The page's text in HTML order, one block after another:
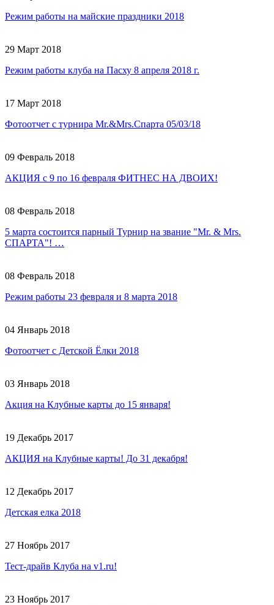
Режим работы на майские праздники 2018
29 Март 2018
Режим работы клуба на Пасху 8 апреля 2018 г.
17 Март 2018
Фотоотчет с турнира Mr.&Mrs.Спарта 05/03/18
09 Февраль 2018
АКЦИЯ с 9 по 16 февраля ФИТНЕС НА ДВОИХ!
08 Февраль 2018
5 марта состоится парный Турнир на звание "Mr. & Mrs.
СПАРТА"! …
08 Февраль 2018
Режим работы 23 февраля и 8 марта 2018
04 Январь 2018
Фотоотчет с Детской Ёлки 2018
03 Январь 2018
Акция на Клубные карты до 15 января!
19 Декабрь 2017
АКЦИЯ на Клубные карты! До 31 декабря!
12 Декабрь 2017
Детская елка 2018
27 Ноябрь 2017
Тест-драйв Клуба на v1.ru!
23 Ноябрь 2017